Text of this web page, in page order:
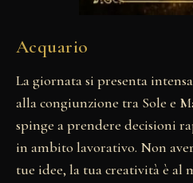
Acquario
La giornata si presenta
alla congiunzione tra Sole e
spinge a prendere decisioni
in ambito lavorativo. Non
tue idee, la tua creatività è al